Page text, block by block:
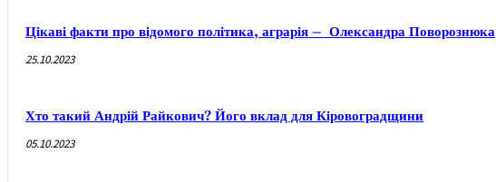
Цікаві факти про відомого політика, аграрія – Олександра Поворознюка
25.10.2023
Хто такий Андрій Райкович? Його вклад для Кіровоградщини
05.10.2023